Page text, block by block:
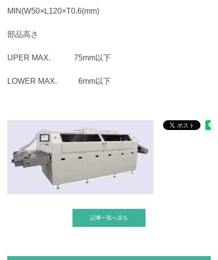
MIN(W50×L120×T0.6(mm)
部品高さ
UPER MAX. 75mm以下
LOWER MAX. 6mm以下
記事一覧へ戻る